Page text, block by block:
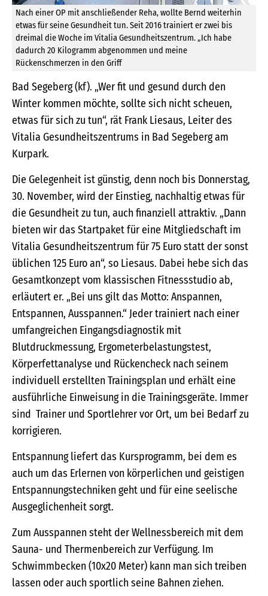
Nach einer OP mit anschließender Reha, wollte Bernd weiterhin
etwas für seine Gesundheit tun. Seit 2016 trainiert er zwei bis
dreimal die Woche im Vitalia Gesundheitszentrum. „Ich habe
dadurch 20 Kilogramm abgenommen und meine
Rückenschmerzen in den Griff
Bad Segeberg (kf). „Wer fit und gesund durch den
Winter kommen möchte, sollte sich nicht scheuen,
etwas für sich zu tun“, rät Frank Liesaus, Leiter des
Vitalia Gesundheitszentrums in Bad Segeberg am
Kurpark.
Die Gelegenheit ist günstig, denn noch bis Donnerstag,
30. November, wird der Einstieg, nachhaltig etwas für
die Gesundheit zu tun, auch finanziell attraktiv. „Dann
bieten wir das Startpaket für eine Mitgliedschaft im
Vitalia Gesundheitszentrum für 75 Euro statt der sonst
üblichen 125 Euro an“, so Liesaus. Dabei hebe sich das
Gesamtkonzept vom klassischen Fitnessstudio ab,
erläutert er. „Bei uns gilt das Motto: Anspannen,
Entspannen, Ausspannen.“ Jeder trainiert nach einer
umfangreichen Eingangsdiagnostik mit
Blutdruckmessung, Ergometerbelastungstest,
Körperfettanalyse und Rückencheck nach seinem
individuell erstellten Trainingsplan und erhält eine
ausführliche Einweisung in die Trainingsgeräte. Immer
sind Trainer und Sportlehrer vor Ort, um bei Bedarf zu
korrigieren.
Entspannung liefert das Kursprogramm, bei dem es
auch um das Erlernen von körperlichen und geistigen
Entspannungstechniken geht und für eine seelische
Ausgeglichenheit sorgt.
Zum Ausspannen steht der Wellnessbereich mit dem
Sauna- und Thermenbereich zur Verfügung. Im
Schwimmbecken (10x20 Meter) kann man sich treiben
lassen oder auch sportlich seine Bahnen ziehen.